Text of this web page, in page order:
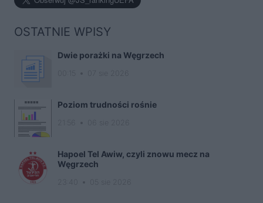
OSTATNIE WPISY
Dwie porażki na Węgrzech
Poziom trudności rośnie
Hapoel Tel Awiw, czyli znowu mecz na
Węgrzech